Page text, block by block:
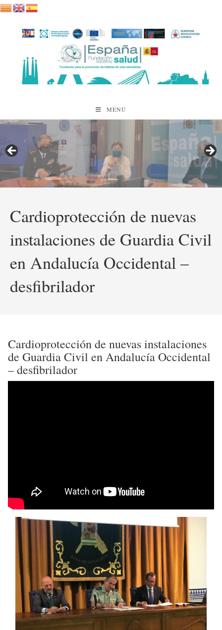
Saltar
contenido
MENÚ
Cardioprotección de nuevas
instalaciones de Guardia Civil
en Andalucía Occidental –
desfibrilador
Cardioprotección de nuevas instalaciones
de Guardia Civil en Andalucía Occidental
– desfibrilador